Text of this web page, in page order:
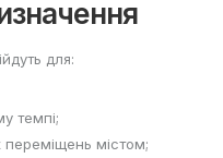
для:
темпі;
переміщень містом;